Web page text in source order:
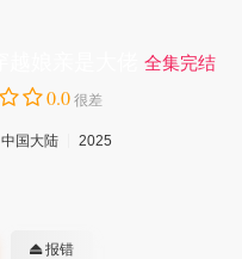
全集完结
0.0 很差
中国大陆
2025
报错